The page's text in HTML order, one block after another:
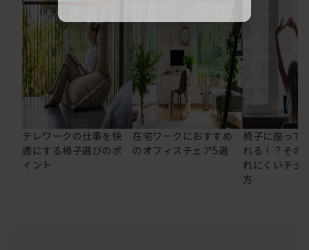
テレワークの仕事を快
適にする椅子選びのポ
イント
在宅ワークにおすすめ
のオフィスチェア5選
椅子に座って
れる！？その
れにくいチェ
方